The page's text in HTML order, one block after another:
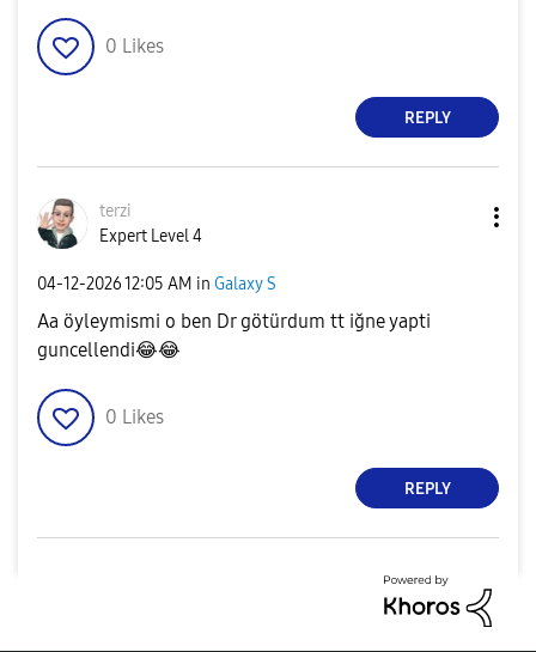
0 Likes
REPLY
terzi
Expert Level 4
‎04-12-202612:05 AM in Galaxy S
Aa öyleymismi o ben Dr götürdum tt iğne yapti
guncellendi😂😂
0 Likes
REPLY